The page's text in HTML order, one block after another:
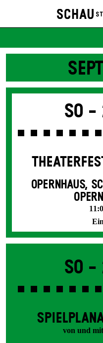
So -
OPERNHAUS,
So -
von und